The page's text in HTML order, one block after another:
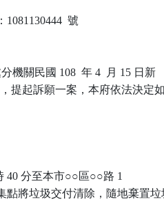
1081130444  號
機關民國 108  年 4  月 15 日新
提起訴願一案，本府依法決定如
40 分至本市○○區○○路 1
點將垃圾交付清除，隨地棄置垃